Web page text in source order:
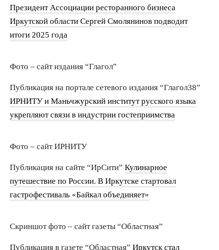
Президент Ассоциации ресторанного бизнеса
Иркутской области Сергей Смолянинов подводит
итоги 2025 года
Фото – сайт издания “Глагол”
Публикация на портале сетевого издания “Глагол38”
ИРНИТУ и Маньчжурский институт русского языка
укрепляют связи в индустрии гостеприимства
Фото – сайт ИРНИТУ
Публикация на сайте “ИрСити” Кулинарное
путешествие по России. В Иркутске стартовал
гастрофестиваль «Байкал объединяет»
Скриншот фото – сайт газеты “Областная”
Публикация в газете “Областная” Иркутск стал